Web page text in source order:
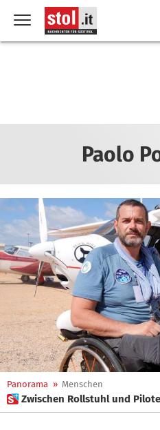
Paolo
Panorama » Menschen
 Zwischen Rollstuhl und